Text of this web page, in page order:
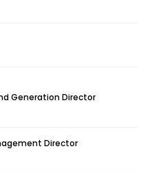
Generation Director
Director